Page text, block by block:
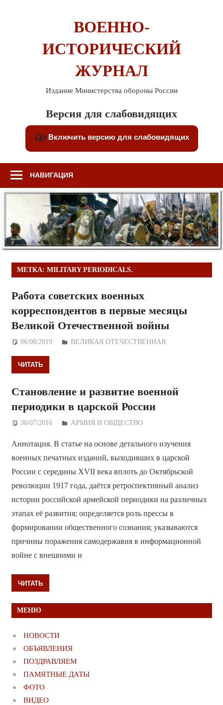
ВОЕННО-
ИСТОРИЧЕСКИЙ
ЖУРНАЛ
Издание Министерства обороны России
Версия для слабовидящих
Включить версию для слабовидящих
НАВИГАЦИЯ
МЕТКА: MILITARY PERIODICALS.
Работа советских военных
корреспондентов в первые месяцы
Великой Отечественной войны
06/08/2019 Дежурный по Редакции
ВЕЛИКАЯ ОТЕЧЕСТВЕННАЯ
ЧИТАТЬ
Становление и развитие военной
периодики в царской России
30/07/2016 Дежурный по Редакции
АРМИЯ И ОБЩЕСТВО
Аннотация. В статье на основе детального изучения
военных печатных изданий, выходивших в царской
России с середины XVII века вплоть до Октябрьской
революции 1917 года, даётся ретроспективный анализ
истории российской армейской периодики на различных
этапах её развития; определяется роль прессы в
формировании общественного сознания; указываются
причины поражения самодержавия в информационной
войне с внешними и
ЧИТАТЬ
МЕНЮ
НОВОСТИ
ОБЪЯВЛЕНИЯ
ПОЗДРАВЛЯЕМ
ПАМЯТНЫЕ ДАТЫ
ФОТО
ВИДЕО